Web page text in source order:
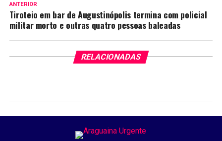
ANTERIOR
Tiroteio em bar de Augustinópolis termina com policial
militar morto e outras quatro pessoas baleadas
RELACIONADAS